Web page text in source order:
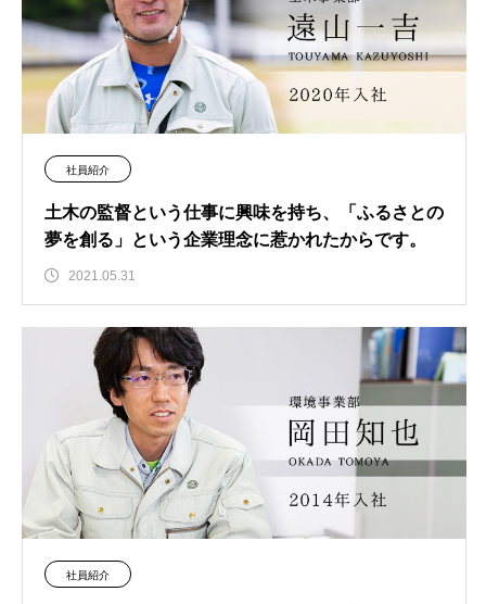
社員紹介
土木の監督という仕事に興味を持ち、「ふるさとの
夢を創る」という企業理念に惹かれたからです。
2021.05.31
社員紹介